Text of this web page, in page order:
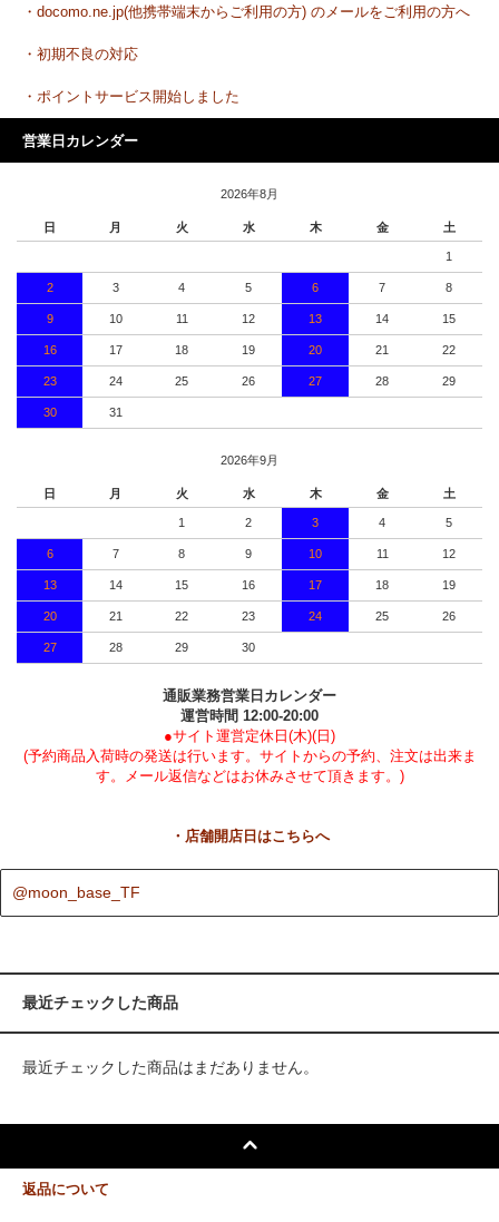
・docomo.ne.jp(他携帯端末からご利用の方) のメールをご利用の方へ
・初期不良の対応
・ポイントサービス開始しました
営業日カレンダー
2026年8月
日 月 火 水 木 金 土
1
2 3 4 5 6 7 8
9 10 11 12 13 14 15
16 17 18 19 20 21 22
23 24 25 26 27 28 29
30 31
2026年9月
日 月 火 水 木 金 土
1 2 3 4 5
6 7 8 9 10 11 12
13 14 15 16 17 18 19
20 21 22 23 24 25 26
27 28 29 30
通販業務営業日カレンダー
運営時間 12:00-20:00
●サイト運営定休日(木)(日)
(予約商品入荷時の発送は行います。サイトからの予約、注文は出来ま
す。メール返信などはお休みさせて頂きます。)
・店舗開店日はこちらへ
@moon_base_TF
最近チェックした商品
最近チェックした商品はまだありません。
返品について